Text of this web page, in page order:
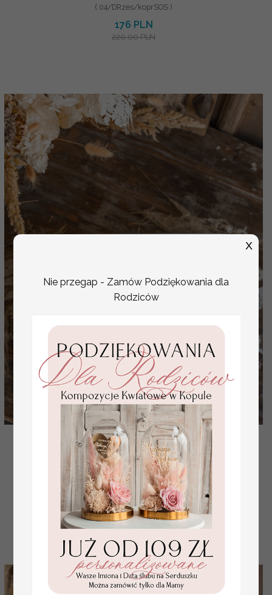
( 04/DRzes/koprSOS )
176 PLN
220.00 PLN
pudelko skrzynka na koperty ślubne drewniana
idealna na rustykane wesele drewniane białe pudełko
na
( 01/dr/kopr )
168 PLN
210.00 PLN
Nie przegap - Zamów Podziękowania dla
Rodziców
X